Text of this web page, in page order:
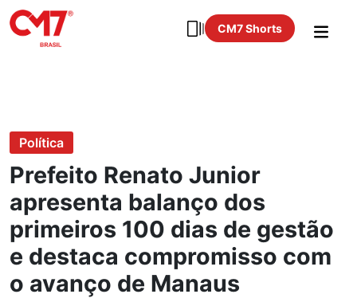
CM7 Shorts
Política
Prefeito Renato Junior
apresenta balanço dos
primeiros 100 dias de gestão
e destaca compromisso com
o avanço de Manaus